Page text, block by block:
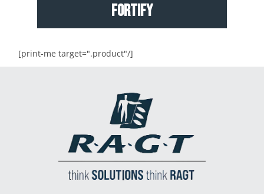
Fortify
[print-me target=".product"/]